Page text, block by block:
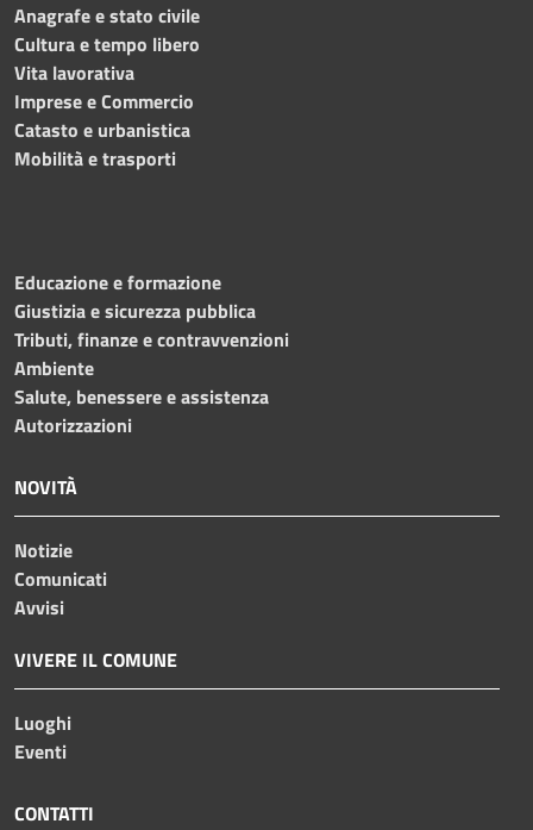
Anagrafe e stato civile
Cultura e tempo libero
Vita lavorativa
Imprese e Commercio
Catasto e urbanistica
Mobilità e trasporti
Educazione e formazione
Giustizia e sicurezza pubblica
Tributi, finanze e contravvenzioni
Ambiente
Salute, benessere e assistenza
Autorizzazioni
NOVITÀ
Notizie
Comunicati
Avvisi
VIVERE IL COMUNE
Luoghi
Eventi
CONTATTI